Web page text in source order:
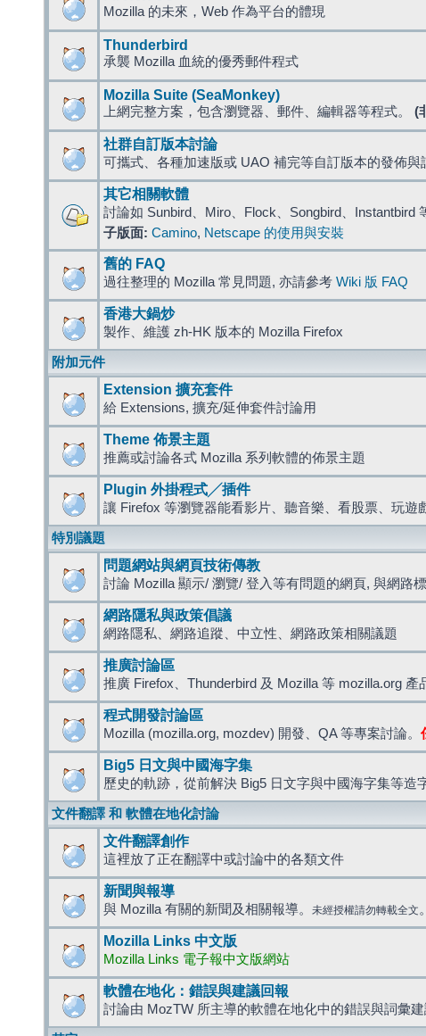
Mozilla 的未來，Web 作為平台的體現
Thunderbird
承襲 Mozilla 血統的優秀郵件程式
Mozilla Suite (SeaMonkey)
上網完整方案，包含瀏覽器、郵件、編輯器等程式。 (
社群自訂版本討論
可攜式、各種加速版或 UAO 補完等自訂版本的發佈與
其它相關軟體
討論如 Sunbird、Miro、Flock、Songbird、Instantbird
子版面: Camino, Netscape 的使用與安裝
舊的 FAQ
過往整理的 Mozilla 常見問題, 亦請參考 Wiki 版 FAQ
香港大鍋炒
製作、維護 zh-HK 版本的 Mozilla Firefox
附加元件
Extension 擴充套件
給 Extensions, 擴充/延伸套件討論用
Theme 佈景主題
推薦或討論各式 Mozilla 系列軟體的佈景主題
Plugin 外掛程式╱插件
讓 Firefox 等瀏覽器能看影片、聽音樂、看股票、玩遊
特別議題
問題網站與網頁技術傳教
討論 Mozilla 顯示/ 瀏覽/ 登入等有問題的網頁, 與網路
網路隱私與政策倡議
網路隱私、網路追蹤、中立性、網路政策相關議題
推廣討論區
推廣 Firefox、Thunderbird 及 Mozilla 等 mozilla.org 產
程式開發討論區
Mozilla (mozilla.org, mozdev) 開發、QA 等專案討論。
Big5 日文與中國海字集
歷史的軌跡，從前解決 Big5 日文字與中國海字集等造
文件翻譯 和 軟體在地化討論
文件翻譯創作
這裡放了正在翻譯中或討論中的各類文件
新聞與報導
與 Mozilla 有關的新聞及相關報導。 未經授權請勿轉載全文 。
Mozilla Links 中文版
Mozilla Links 電子報中文版網站
軟體在地化：錯誤與建議回報
討論由 MozTW 所主導的軟體在地化中的錯誤與詞彙